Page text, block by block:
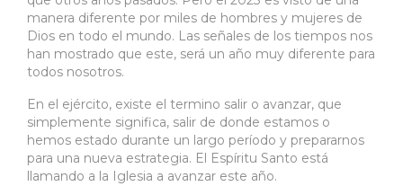
manera diferente por miles de hombres y mujeres de
Dios en todo el mundo. Las señales de los tiempos nos
han mostrado que este, será un año muy diferente para
todos nosotros.
En el ejército, existe el termino salir o avanzar, que
simplemente significa, salir de donde estamos o
hemos estado durante un largo período y prepararnos
para una nueva estrategia. El Espíritu Santo está
llamando a la Iglesia a avanzar este año.